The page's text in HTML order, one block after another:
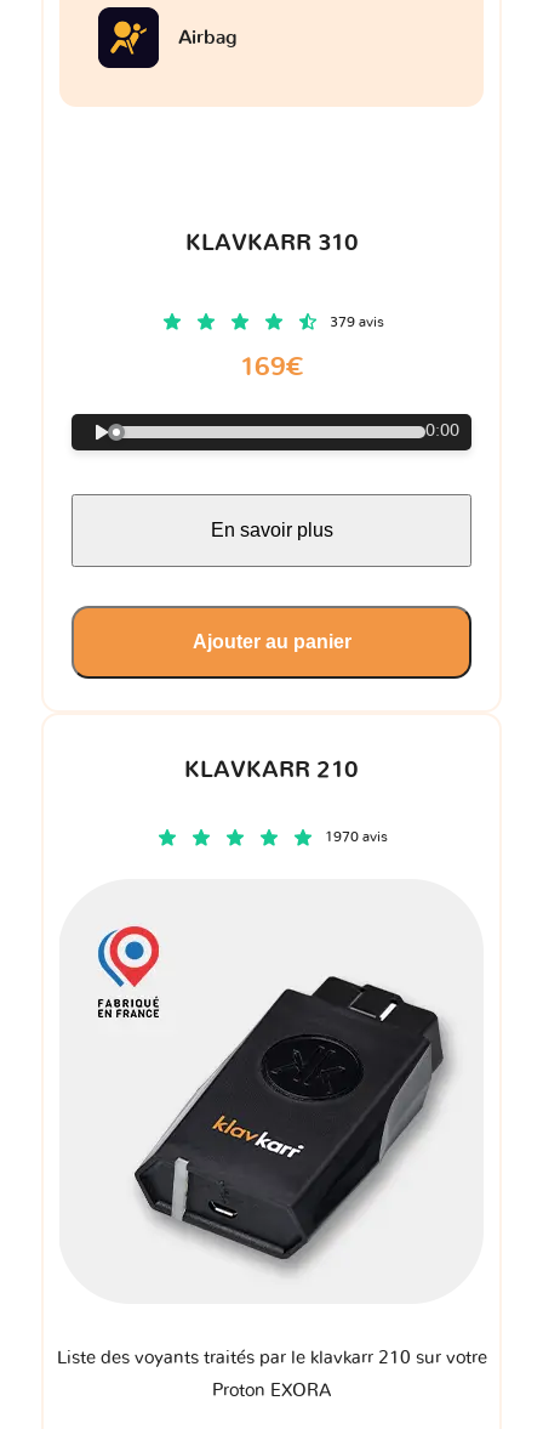
KLAVKARR 210
1970 avis
Liste des voyants traités par le klavkarr 210 sur votre
Proton EXORA
Airbag
KLAVKARR 310
379 avis
169€
0:00
En savoir plus
Ajouter au panier